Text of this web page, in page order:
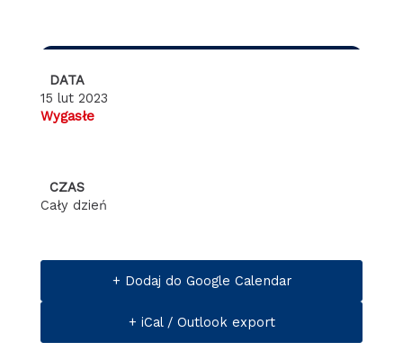
DATA
15 lut 2023
Wygasłe
CZAS
Cały dzień
+ Dodaj do Google Calendar
+ iCal / Outlook export